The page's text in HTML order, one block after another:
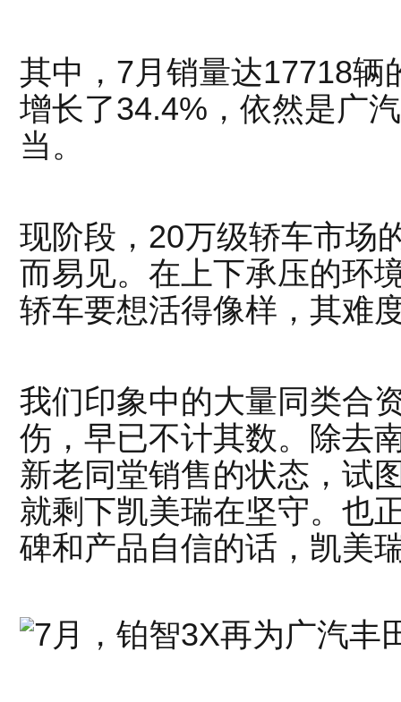
其中，7月销量达17718辆
增长了34.4%，依然是广
当。
现阶段，20万级轿车市场
而易见。在上下承压的环
轿车要想活得像样，其难
我们印象中的大量同类合
伤，早已不计其数。除去
新老同堂销售的状态，试
就剩下凯美瑞在坚守。也
碑和产品自信的话，凯美